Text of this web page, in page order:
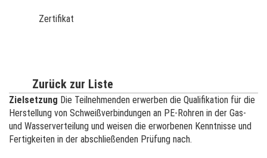
Zertifikat
Zurück zur Liste
Zielsetzung Die Teilnehmenden erwerben die Qualifikation für die
Herstellung von Schweißverbindungen an PE-Rohren in der Gas-
und Wasserverteilung und weisen die erworbenen Kenntnisse und
Fertigkeiten in der abschließenden Prüfung nach.